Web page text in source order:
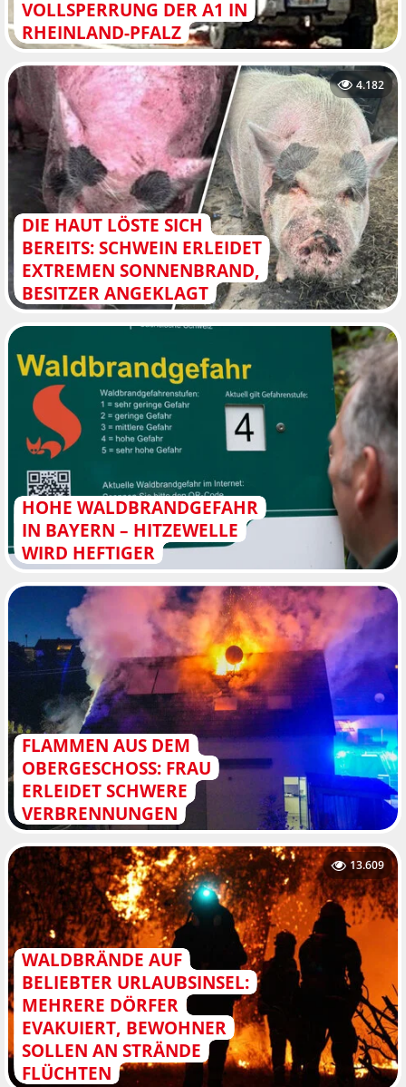
VOLLSPERRUNG DER A1 IN
RHEINLAND-PFALZ
DIE HAUT LÖSTE SICH
BEREITS: SCHWEIN ERLEIDET
EXTREMEN SONNENBRAND,
BESITZER ANGEKLAGT
4.182
HOHE WALDBRANDGEFAHR
IN BAYERN – HITZEWELLE
WIRD HEFTIGER
FLAMMEN AUS DEM
OBERGESCHOSS: FRAU
ERLEIDET SCHWERE
VERBRENNUNGEN
WALDBRÄNDE AUF
BELIEBTER URLAUBSINSEL:
MEHRERE DÖRFER
EVAKUIERT, BEWOHNER
SOLLEN AN STRÄNDE
FLÜCHTEN
13.609